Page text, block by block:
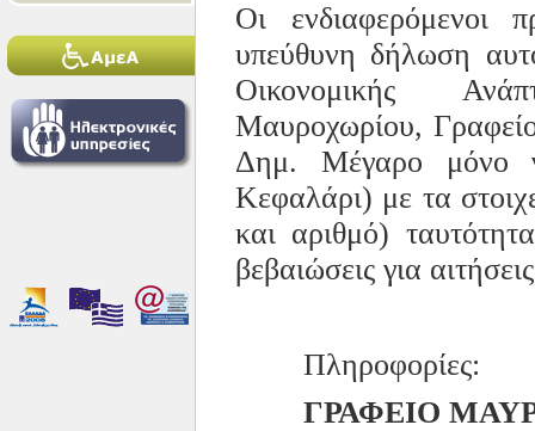
Οι ενδιαφερόμενοι
υπεύθυνη δήλωση
Οικονομικής
Μαυροχωρίου,
Δημ. Μέγαρο μόνο
Κεφαλάρι) με τα
και αριθμό)
βεβαιώσεις για
Πληροφορίες:
ΓΡΑΦΕΙΟ